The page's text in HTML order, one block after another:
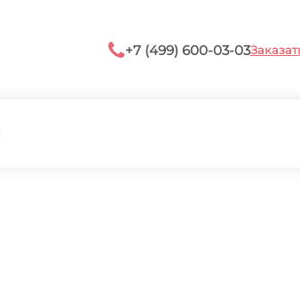
+7 (499) 600-03-03